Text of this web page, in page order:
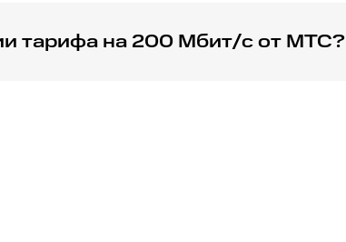
тарифа на 200 Мбит/с от МТС?